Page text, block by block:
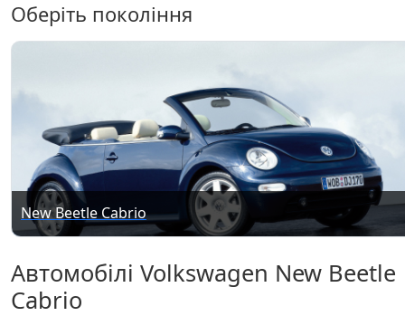
Оберіть покоління
New Beetle Cabrio
Автомобілі Volkswagen New Beetle
Cabrio